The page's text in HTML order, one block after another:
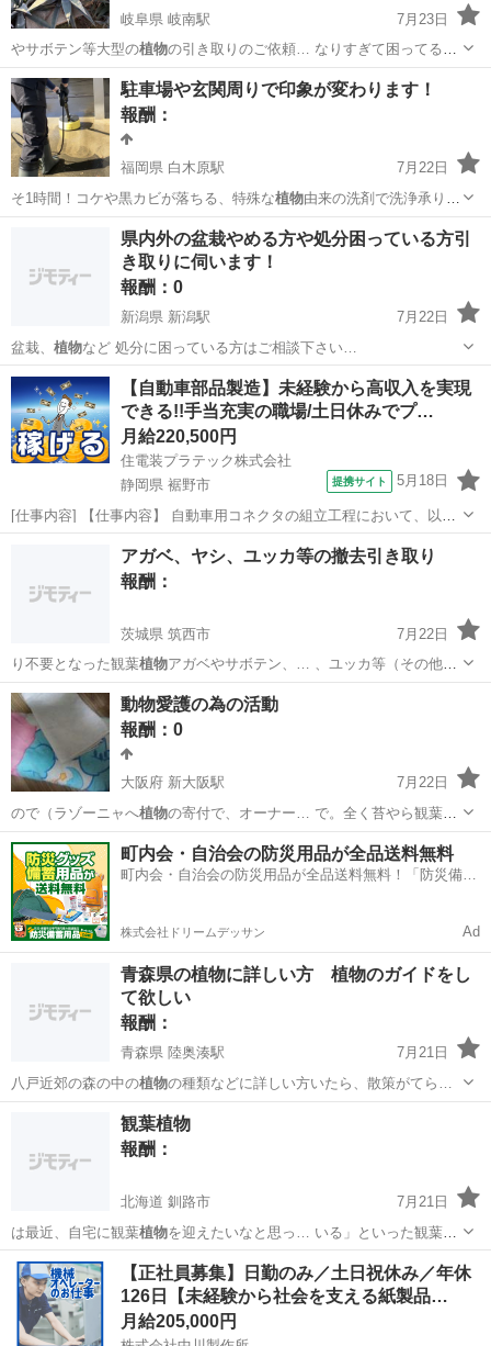
岐阜県 岐南駅
7月23日
やサボテン等大型の植物の引き取りのご依頼… なりすぎて困ってる植
物等ございましたら、…
岐阜 羽島郡 岐南駅 買いたい/ください
駐車場や玄関周りで印象が変わります！
報酬：
福岡県 白木原駅
7月22日
そ1時間！コケや黒カビが落ちる、特殊な植物由来の洗剤で洗浄承りま
す！ 【駐…大野城市 白木原駅 手伝いたい/助けたい
県内外の盆栽やめる方や処分困っている方引
き取りに伺います！
報酬：0
新潟県 新潟駅
7月22日
盆栽、 植物など 処分に困っている方はご相談下さい…
新潟 新潟市 新潟駅 買いたい/ください 植物
【自動車部品製造】未経験から高収入を実現
できる!!手当充実の職場/土日休みでプ…
月給220,500円
住電装プラテック株式会社
静岡県 裾野市
提携サイト 5月18日
[仕事内容] 【仕事内容】 自動車用コネクタの組立工程において、以下
業務をお願いいたします。 ■生産設備の操作（射出成型機やプレス
機、組立機など） ■生産段取り ■箱替え ■材料供給及び補助作業 （業
務の変更の範囲） 会社...
工場
アガベ、ヤシ、ユッカ等の撤去引き取り
報酬：
茨城県 筑西市
7月22日
り不要となった観葉植物アガベやサボテン、… 、ユッカ等（その他植
物は要相談）を無料で…
茨城 筑西市 手伝いたい/助けたい
動物愛護の為の活動
報酬：0
大阪府 新大阪駅
7月22日
ので（ラゾーニャへ植物の寄付で、オーナー… で。全く苔やら観葉植
物やらは保護猫居る我… た後だからか？観葉植物やらを寄付として
（…
大阪 大阪市 新大阪駅 買いたい/ください ホームレス
町内会・自治会の防災用品が全品送料無料
町内会・自治会の防災用品が全品送料無料！「防災備蓄
株式会社ドリームデッサン Ad
青森県の植物に詳しい方 植物のガイドをし
て欲しい
報酬：
青森県 陸奥湊駅
7月21日
八戸近郊の森の中の植物の種類などに詳しい方いたら、散策がてら…
八戸市 陸奥湊駅
観葉植物
報酬：
北海道 釧路市
7月21日
は最近、自宅に観葉植物を迎えたいなと思っ… いる」といった観葉植
物
がもしあれば、ぜひ… りなもの ​観葉植物の種類は問いません…
北海道 釧路市 買いたい/ください
【正社員募集】日勤のみ／土日祝休み／年休
126日【未経験から社会を支える紙製品…
月給205,000円